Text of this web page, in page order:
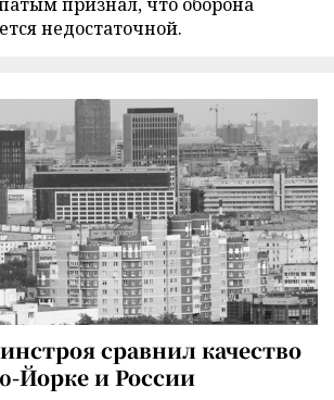
признал, что оборона
недостаточной.
сравнил качество
Йорке и России